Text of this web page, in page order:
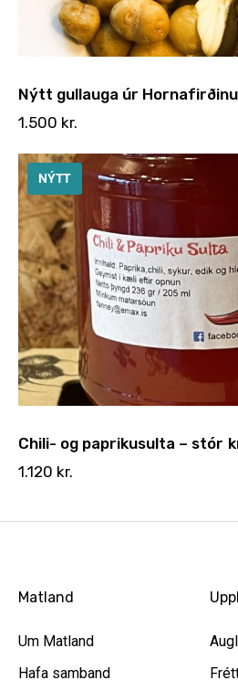
Nýtt gullauga úr
1.500 kr.
NÝTT
Chili- og paprikusulta – stór
1.120 kr.
Matland
Um Matland
Hafa samband